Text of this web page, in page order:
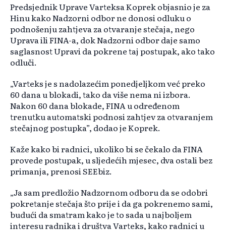
Predsjednik Uprave Varteksa Koprek objasnio je za
Hinu kako Nadzorni odbor ne donosi odluku o
podnošenju zahtjeva za otvaranje stečaja, nego
Uprava ili FINA-a, dok Nadzorni odbor daje samo
saglasnost Upravi da pokrene taj postupak, ako tako
odluči.
„Varteks je s nadolazećim ponedjeljkom već preko
60 dana u blokadi, tako da više nema ni izbora.
Nakon 60 dana blokade, FINA u određenom
trenutku automatski podnosi zahtjev za otvaranjem
stečajnog postupka”, dodao je Koprek.
Kaže kako bi radnici, ukoliko bi se čekalo da FINA
provede postupak, u sljedećih mjesec, dva ostali bez
primanja, prenosi SEEbiz.
„Ja sam predložio Nadzornom odboru da se odobri
pokretanje stečaja što prije i da ga pokrenemo sami,
budući da smatram kako je to sada u najboljem
interesu radnika i društva Varteks, kako radnici u